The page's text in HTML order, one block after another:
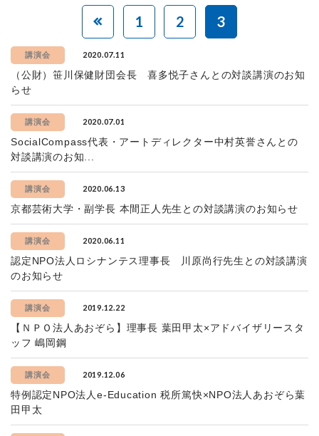
1 2 3
講演会 2020.07.11
（公財）笹川保健財団会長 喜多悦子さんとの対談講演のお知
らせ
講演会 2020.07.01
SocialCompass代表・アートディレクター中村英誉さんとの
対談講演のお知...
講演会 2020.06.13
京都芸術大学・副学長 本間正人先生との対談講演のお知らせ
講演会 2020.06.11
認定NPO法人ロシナンテス理事長 川原尚行先生との対談講演
のお知らせ
講演会 2019.12.22
【ＮＰＯ法人あおぞら】理事長 葉田甲太×アドバイザリースタ
ッフ 嶋岡鋼
講演会 2019.12.06
特例認定NPO法人e-Education 税所篤快×NPO法人あおぞら葉
田甲太